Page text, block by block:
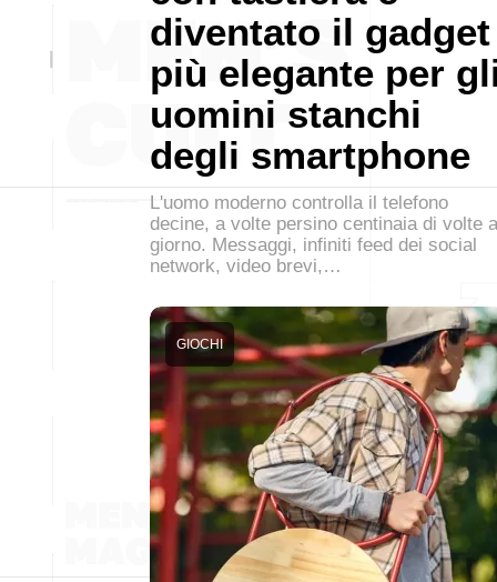
diventato il gadget
più elegante per
uomini stanchi
degli smartphone
L'uomo moderno controlla il telefono
decine, a volte persino centinaia di volte
giorno. Messaggi, infiniti feed dei social
network, video brevi,…
GIOCHI